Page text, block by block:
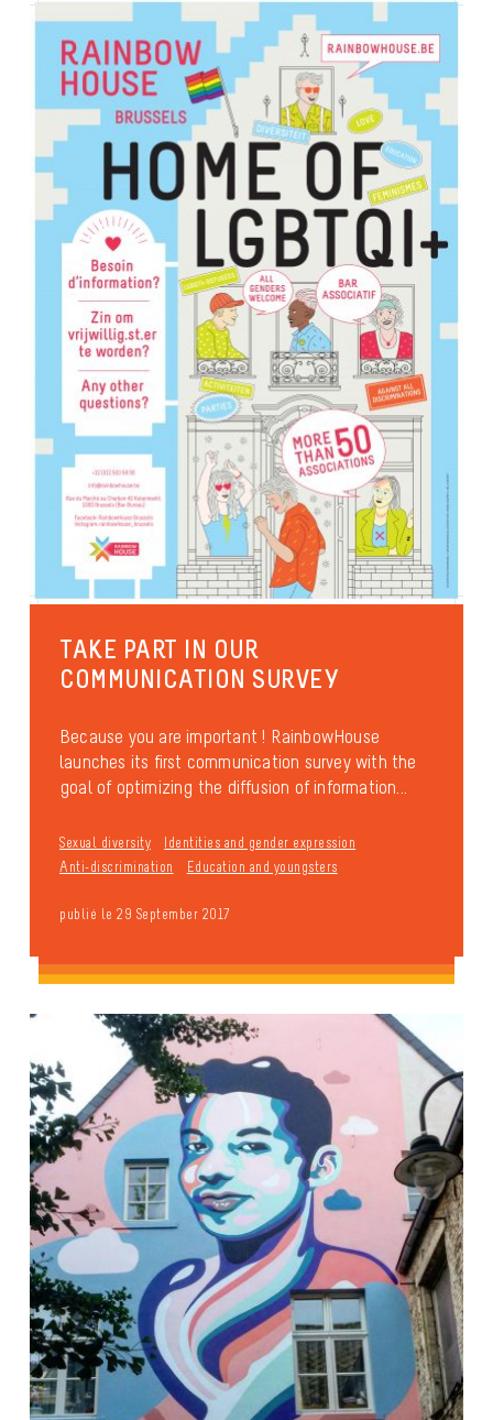
TAKE PART IN OUR
COMMUNICATION SURVEY
Because you are important ! RainbowHouse
launches its first communication survey with the
goal of optimizing the diffusion of information...
Sexual diversity
Identities and gender expression
Anti-discrimination
Education and youngsters
publié le 29 September 2017